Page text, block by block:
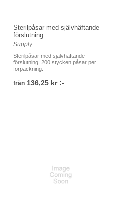
Sterilpåsar med självhäftande
förslutning
Supply
Sterilpåsar med självhäftande
förslutning. 200 stycken påsar per
förpackning.
från 136,25 kr :-